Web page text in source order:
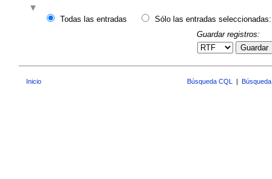
Todas las entradas
Sólo las entradas seleccionadas:
Guardar registros:
Guardar
Inicio Búsqueda CQL